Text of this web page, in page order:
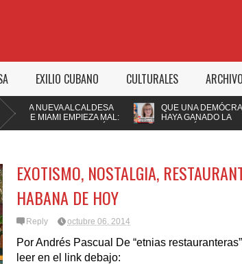
EXILIO CUBANO CULTURALES
ALCALDESA
EMPIEZA MAL:
A LA POLICÍA
QUE UNA DEMÓCRATA
HAYA GANADO LA
EXOTISMO, NOSTALGIA,
HABANA DE HOY
Reply octubre 06, 2014
Por Andrés Pascual De “etnias
leer en el link debajo: